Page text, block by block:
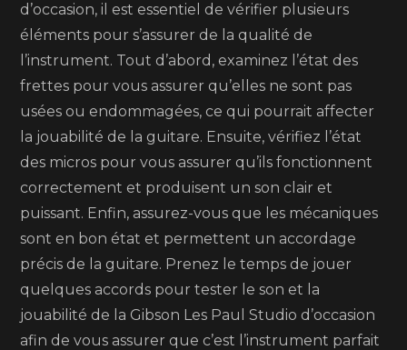
d’occasion, il est essentiel de vérifier plusieurs
éléments pour s’assurer de la qualité de
l’instrument. Tout d’abord, examinez l’état des
frettes pour vous assurer qu’elles ne sont pas
usées ou endommagées, ce qui pourrait affecter
la jouabilité de la guitare. Ensuite, vérifiez l’état
des micros pour vous assurer qu’ils fonctionnent
correctement et produisent un son clair et
puissant. Enfin, assurez-vous que les mécaniques
sont en bon état et permettent un accordage
précis de la guitare. Prenez le temps de jouer
quelques accords pour tester le son et la
jouabilité de la Gibson Les Paul Studio d’occasion
afin de vous assurer que c’est l’instrument parfait